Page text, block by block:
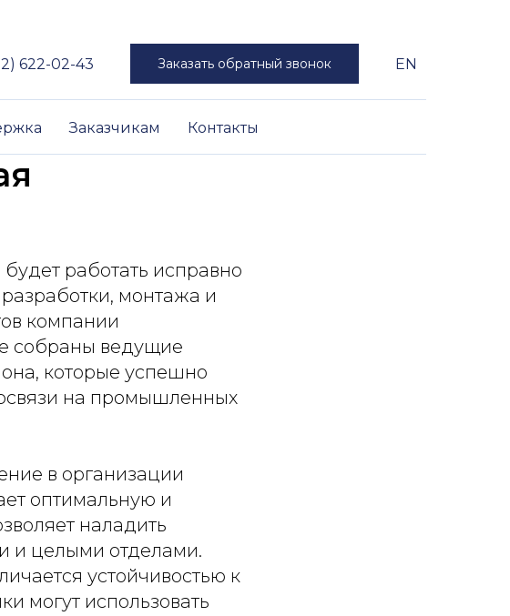
622-02-43 Заказать обратный звонок EN
Заказчикам Контакты
работать исправно
монтажа и
компании
собраны ведущие
которые успешно
на промышленных
в организации
оптимальную и
наладить
и целыми отделами.
устойчивостью к
могут использовать